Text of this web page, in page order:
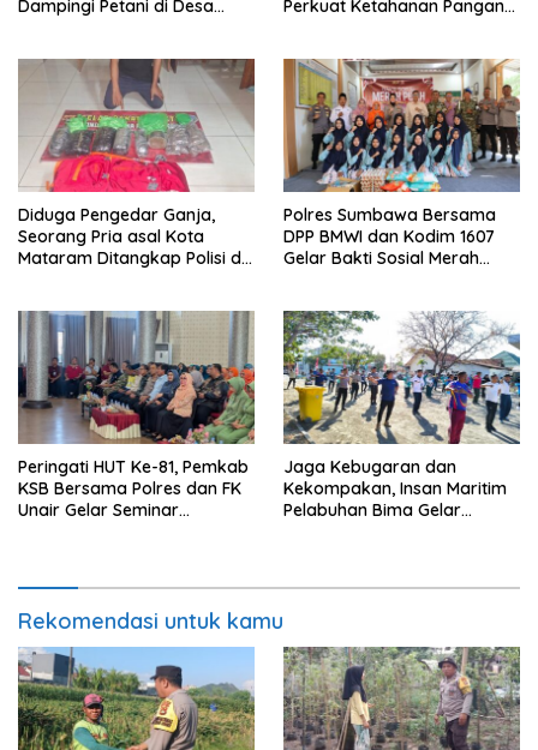
Dampingi Petani di Desa
Perkuat Ketahanan Pangan
Diduga Pengedar Ganja,
Seorang Pria asal Kota
Mataram Ditangkap Polisi di
Polres Sumbawa Bersama
DPP BMWI dan Kodim 1607
Gelar Bakti Sosial Merah
Peringati HUT Ke-81, Pemkab
KSB Bersama Polres dan FK
Unair Gelar Seminar
Jaga Kebugaran dan
Kekompakan, Insan Maritim
Pelabuhan Bima Gelar
Rekomendasi untuk kamu